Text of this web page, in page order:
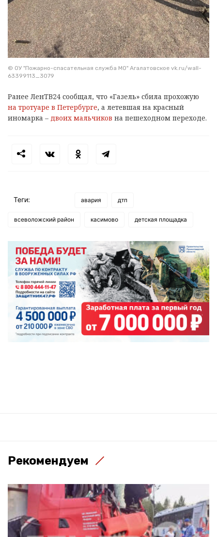
© ОУ "Пожарно-спасательная служба МО" Агалатовское vk.ru/wall-
63399113_3079
Ранее ЛенТВ24 сообщал, что «Газель» сбила прохожую
на тротуаре в Петербурге, а летевшая на красный
иномарка – двоих мальчиков на пешеходном переходе.
Теги: авария дтп
всеволожский район касимово детская площадка
Рекомендуем